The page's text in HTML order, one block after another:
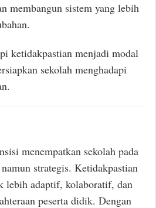
membangun sistem yang lebih
ketidakpastian menjadi modal
sekolah menghadapi
menempatkan sekolah pada
strategis. Ketidakpastian
lebih adaptif, kolaboratif, dan
peserta didik. Dengan